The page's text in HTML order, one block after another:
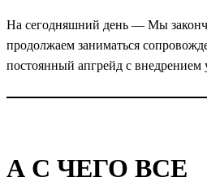
На сегодняшний день — Мы
продолжаем заниматься
постоянный апгрейд с
А С ЧЕГО ВСЕ